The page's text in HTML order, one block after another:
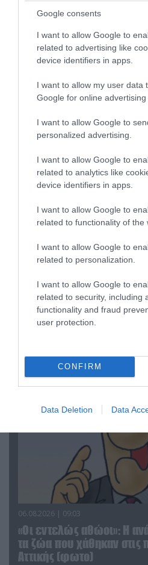
Google consents
I want to allow Google to
related to advertising like
device identifiers in apps.
I want to allow my user data
Google for online advertising
I want to allow Google to
personalized advertising.
I want to allow Google to
related to analytics like
device identifiers in apps.
I want to allow Google to
related to functionality of the
I want to allow Google to
related to personalization.
I want to allow Google to
related to security, including
functionality and fraud
user protection.
CONFIRM
Data Deletion Data
07.08.2026 | 20:02
Ο Γιάννης Αλαφούζος
απομάκρυνσής του
06.08.2026 | 14:02
«Επιχείρηση ελεύθερα
Αθήνα: Απομακρύνθηκαν
06.08.2026 | 09:03
«Οι εντελώς αθώοι»: Η
τα ζώα που χάθηκαν στις
Αττικής (φωτο)